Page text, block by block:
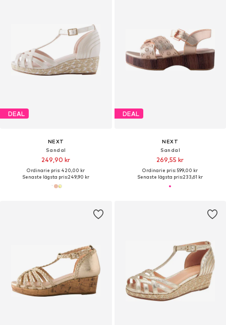
DEAL
NEXT
Sandal
249,90 kr
Ordinarie pris: 420,00 kr
Senaste lägsta pris:249,90 kr
DEAL
NEXT
Sandal
269,55 kr
Ordinarie pris: 599,00 kr
Senaste lägsta pris:233,61 kr